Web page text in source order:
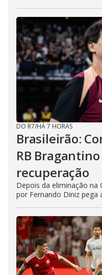
DO R7/HÁ 7 HORAS
Brasileirão:
RB
recuperação
Depois da eliminação na
por Fernando Diniz pega